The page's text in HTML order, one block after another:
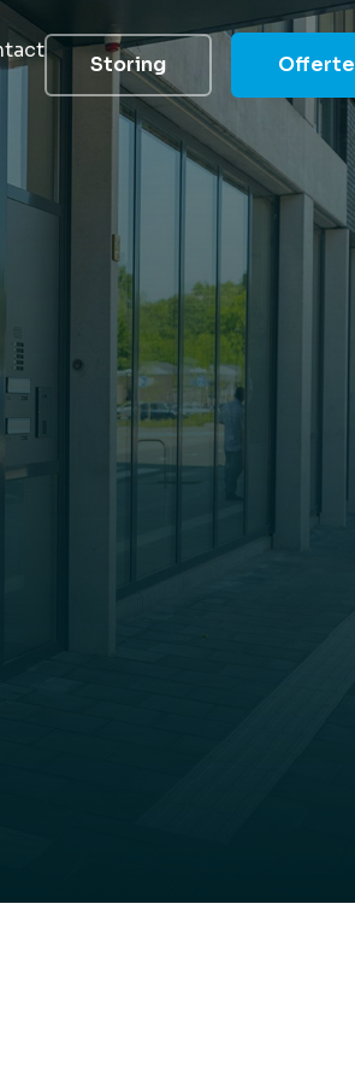
vragen
reduceren
Storing Offerte